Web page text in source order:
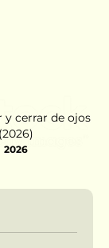
y cerrar de ojos
(2026)
2026